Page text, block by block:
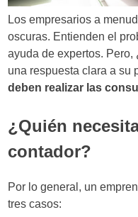
Los empresarios a
oscuras. Entienden el
ayuda de expertos.
una respuesta clara a su
deben realizar las
¿Quién
contador?
Por lo general, un
tres casos: